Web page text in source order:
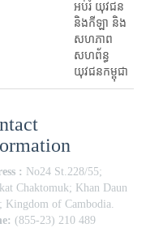
អប់រំ​ យុវជន
និងកីឡា និង
សហភាព
សហព័ន្ធ
យុវជនកម្ពុជា
: No24 St.228/55;
Chaktomuk; Khan Daun
Kingdom of Cambodia.
(855-23) 210 489